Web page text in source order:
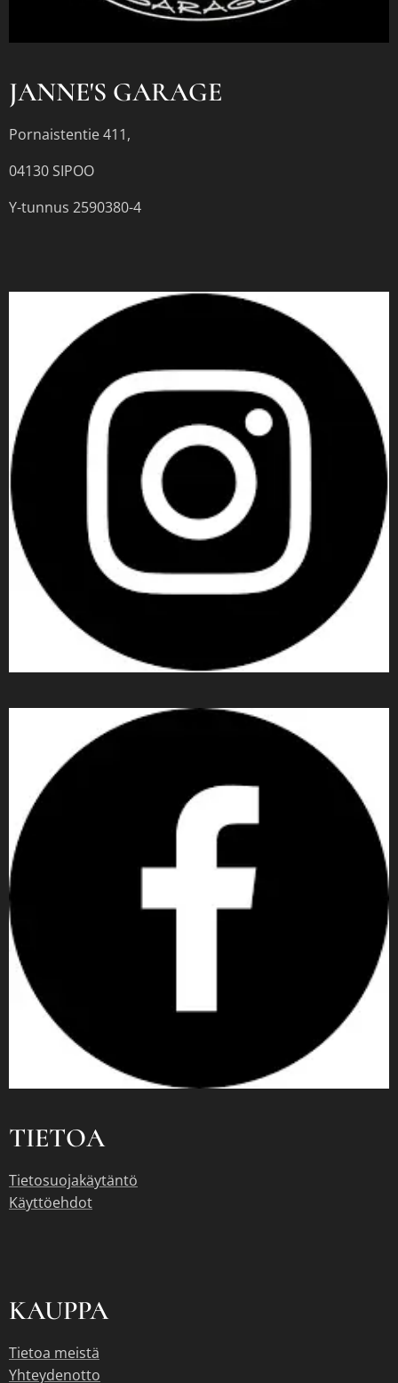
JANNE'S GARAGE
Pornaistentie 411,
04130 SIPOO
Y-tunnus 2590380-4
TIETOA
Tietosuojakäytäntö
Käyttöehdot
KAUPPA
Tietoa meistä
Yhteydenotto